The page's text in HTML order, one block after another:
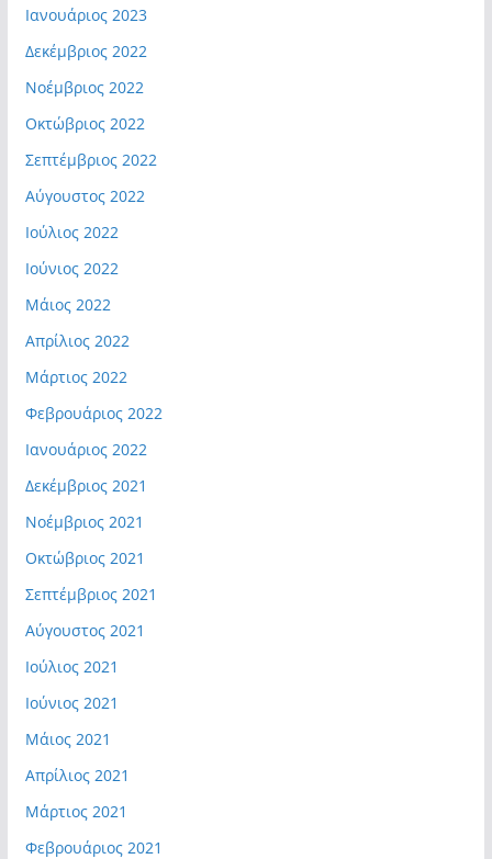
Ιανουάριος 2023
Δεκέμβριος 2022
Νοέμβριος 2022
Οκτώβριος 2022
Σεπτέμβριος 2022
Αύγουστος 2022
Ιούλιος 2022
Ιούνιος 2022
Μάιος 2022
Απρίλιος 2022
Μάρτιος 2022
Φεβρουάριος 2022
Ιανουάριος 2022
Δεκέμβριος 2021
Νοέμβριος 2021
Οκτώβριος 2021
Σεπτέμβριος 2021
Αύγουστος 2021
Ιούλιος 2021
Ιούνιος 2021
Μάιος 2021
Απρίλιος 2021
Μάρτιος 2021
Φεβρουάριος 2021